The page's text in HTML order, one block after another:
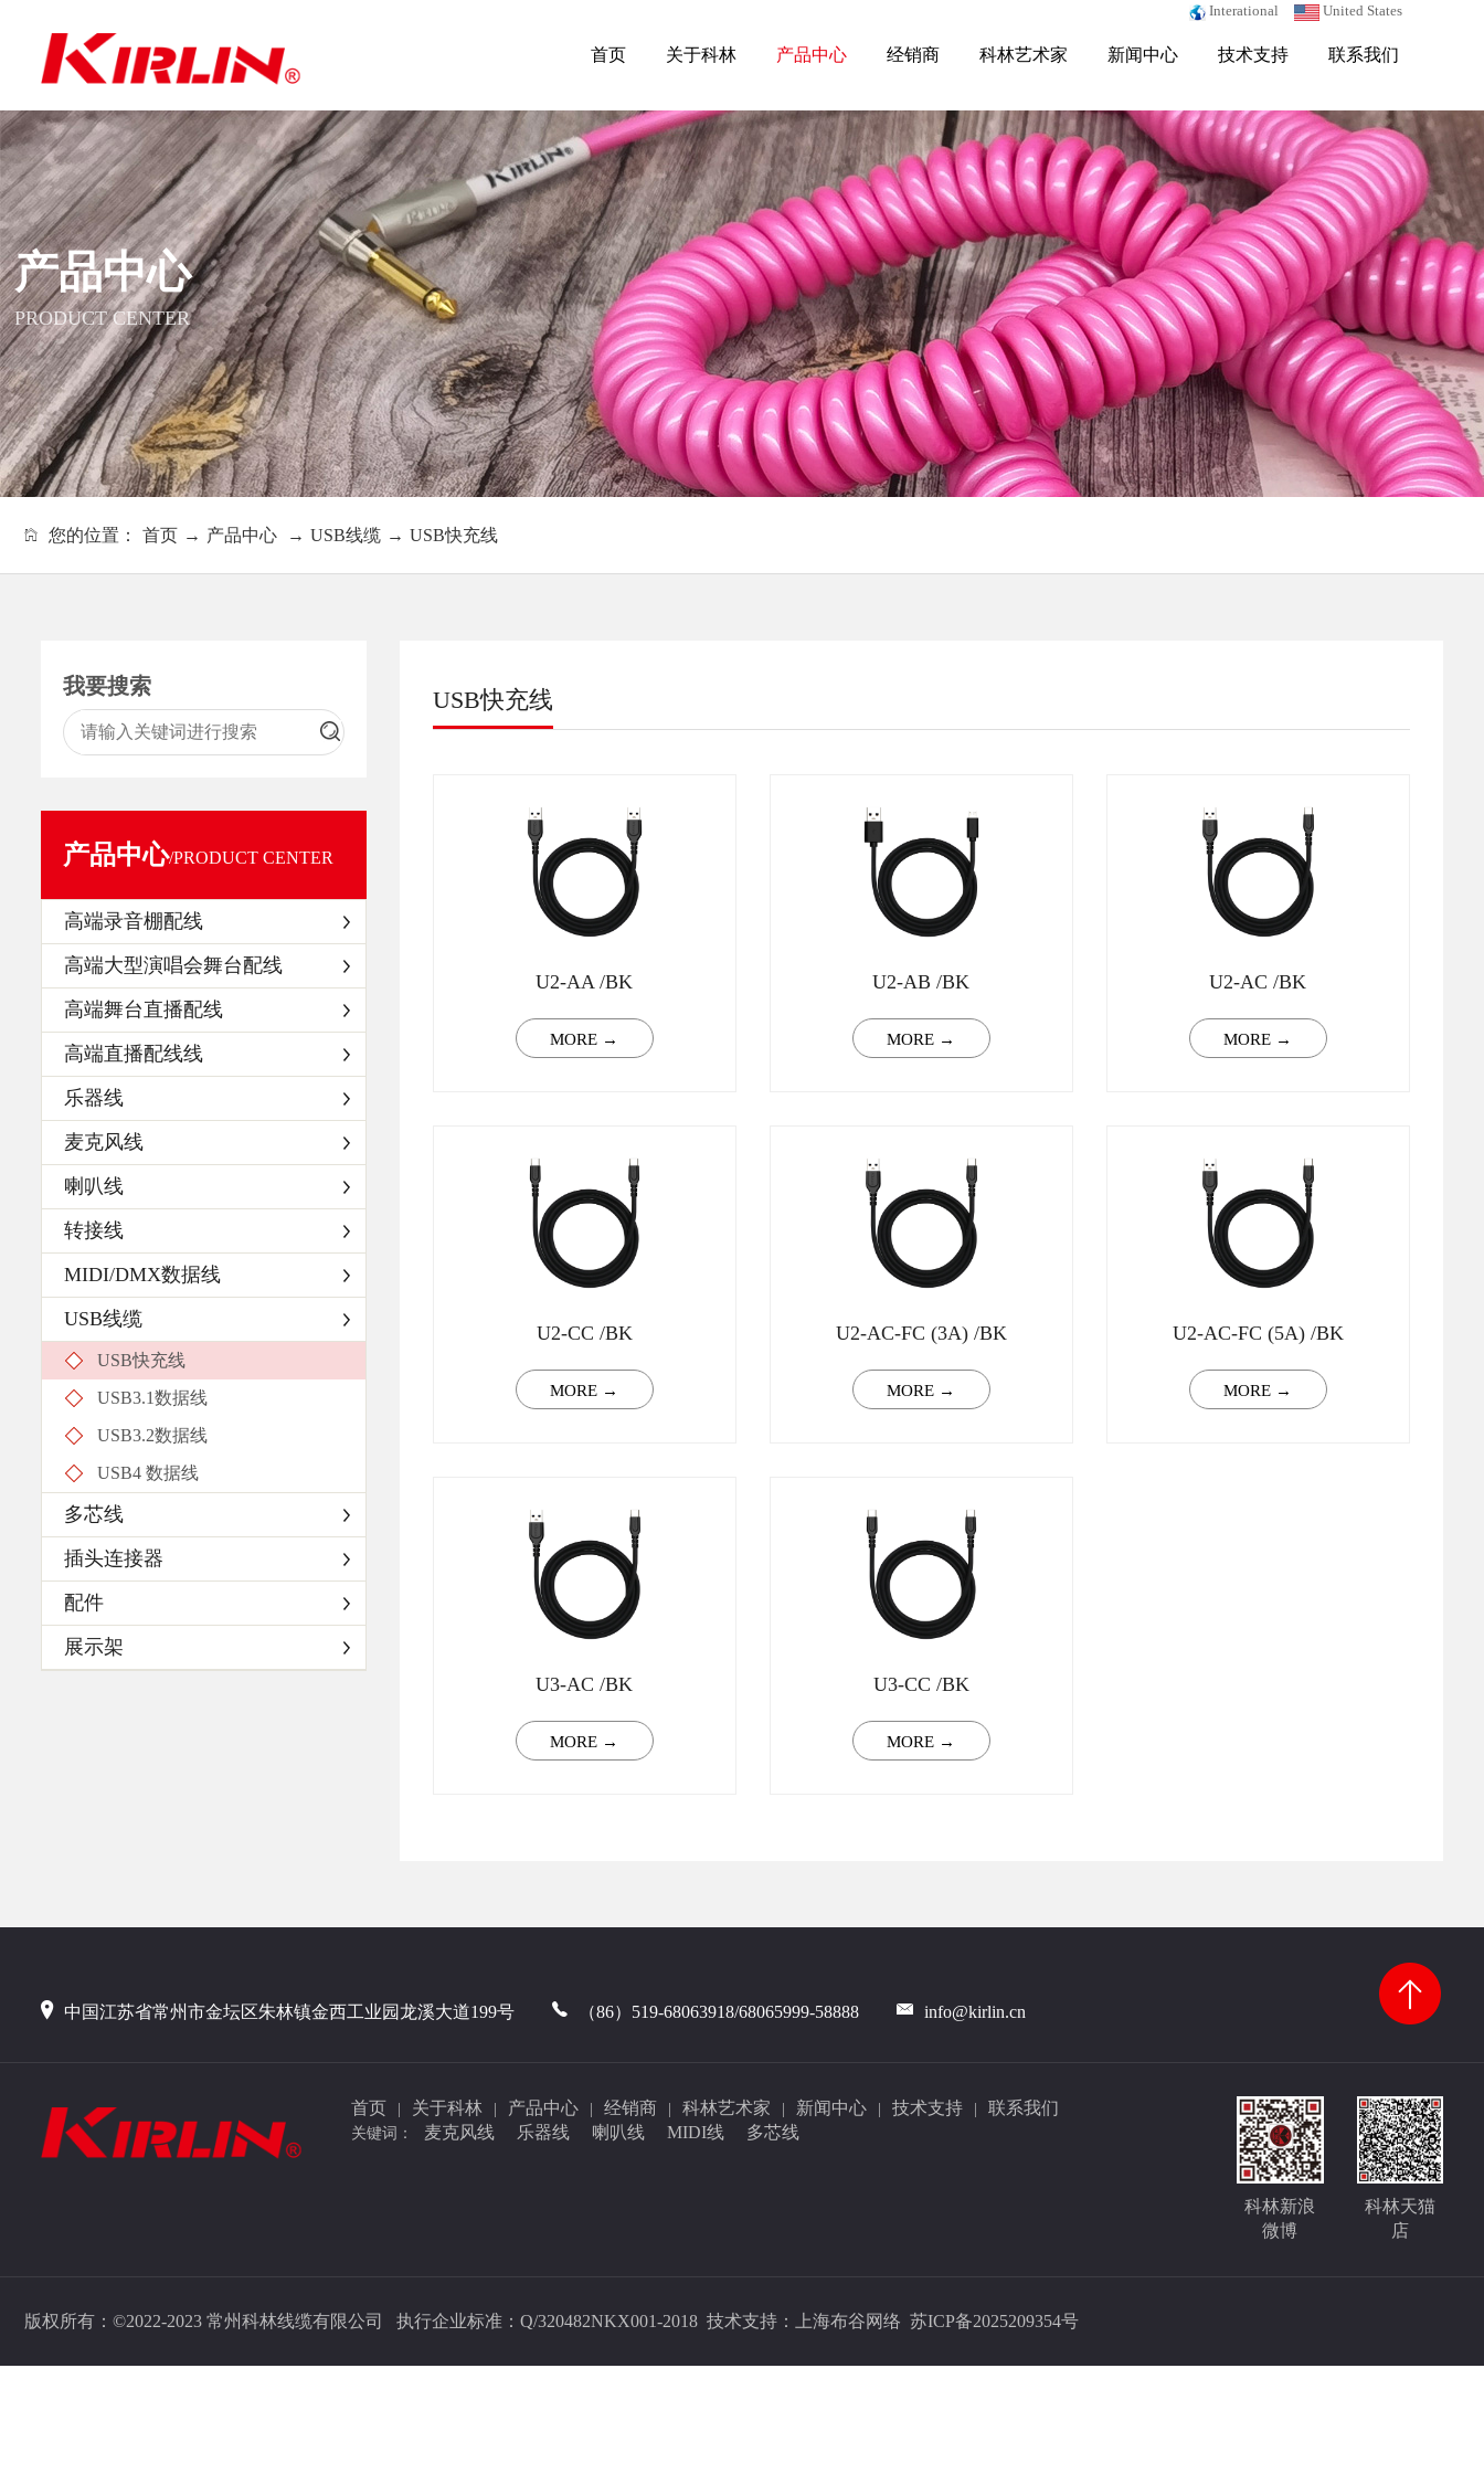
Interational United States
首页 关于科林 产品中心 经销商 科林艺术家 新闻中心 技术支持 联系我们
产品中心
PRODUCT CENTER
您的位置： 首页 → 产品中心 → USB线缆 → USB快充线
我要搜索
产品中心/PRODUCT CENTER
高端录音棚配线
高端大型演唱会舞台配线
高端舞台直播配线
高端直播配线线
乐器线
麦克风线
喇叭线
转接线
MIDI/DMX数据线
USB线缆
USB快充线
USB3.1数据线
USB3.2数据线
USB4 数据线
多芯线
插头连接器
配件
展示架
USB快充线
U2-AA /BK
MORE →
U2-AB /BK
MORE →
U2-AC /BK
MORE →
U2-CC /BK
MORE →
U2-AC-FC (3A) /BK
MORE →
U2-AC-FC (5A) /BK
MORE →
U3-AC /BK
MORE →
U3-CC /BK
MORE →
中国江苏省常州市金坛区朱林镇金西工业园龙溪大道199号 （86）519-68063918/68065999-58888 info@kirlin.cn
首页 关于科林 产品中心 经销商 科林艺术家 新闻中心 技术支持 联系我们
关键词： 麦克风线 乐器线 喇叭线 MIDI线 多芯线
科林新浪
微博
科林天猫
店
版权所有：©2022-2023 常州科林线缆有限公司 执行企业标准：Q/320482NKX001-2018 技术支持： 上海布谷网络 苏ICP备2025209354号